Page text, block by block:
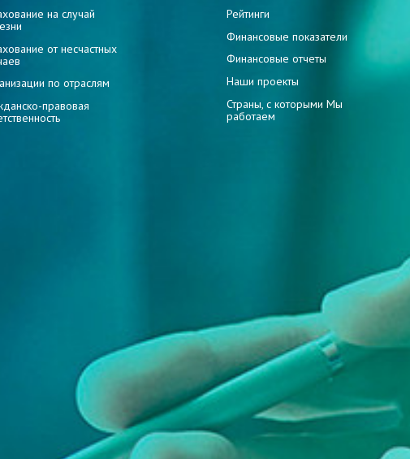
на случай
от несчастных
по отраслям
правовая
Рейтинги
Финансовые показатели
Финансовые отчеты
Наши проекты
Страны, с которыми Мы
работаем